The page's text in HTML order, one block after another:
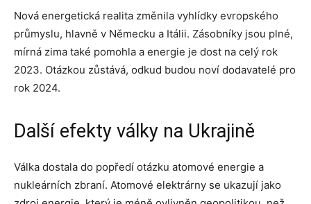
Nová energetická realita změnila vyhlídky evropského
průmyslu, hlavně v Německu a Itálii. Zásobníky jsou plné,
mírná zima také pomohla a energie je dost na celý rok
2023. Otázkou zůstává, odkud budou noví dodavatelé pro
rok 2024.
Další efekty války na Ukrajině
Válka dostala do popředí otázku atomové energie a
nukleárních zbraní. Atomové elektrárny se ukazují jako